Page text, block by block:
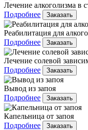
Лечение алкоголизма в
Подробнее
Заказать
Реабилитация для
Подробнее
Заказать
Лечение солевой
Подробнее
Заказать
Вывод из запоя
Подробнее
Заказать
Капельница от запоя
Подробнее
Заказать